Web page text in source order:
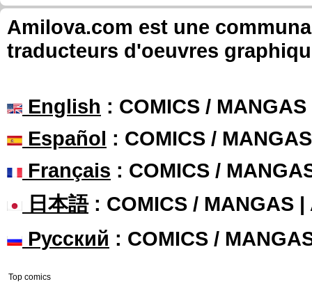
Amilova.com est une
traducteurs d'oeuvres
English : COMICS /
Español : COMICS /
Français : COMICS /
日本語: COMICS / MANGAS |
Русский : COMICS /
Top comics